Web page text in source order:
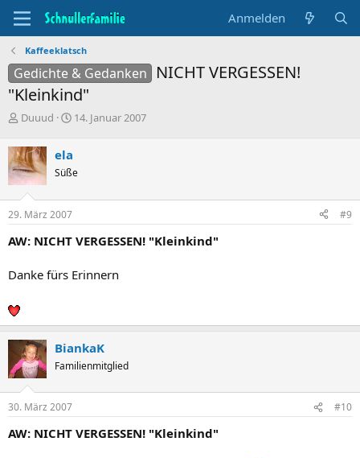
Anmelden
Kaffeeklatsch
Gedichte & Gedanken
NICHT VERGESSEN!
"Kleinkind"
T
e
m
e
n
s
t
r
e
Duuud
B
n
d
u
14. Januar 2007
ela
Süße
29. März 2007 #9
AW: NICHT VERGESSEN! "Kleinkind"
Danke fürs Erinnern
BiankaK
Familienmitglied
30. März 2007 #10
AW: NICHT VERGESSEN! "Kleinkind"